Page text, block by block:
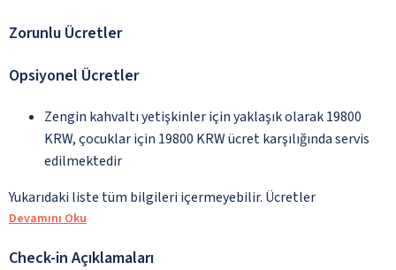
Zorunlu Ücretler
Opsiyonel Ücretler
Zengin kahvaltı yetişkinler için yaklaşık olarak 19800
KRW, çocuklar için 19800 KRW ücret karşılığında servis
edilmektedir
Yukarıdaki liste tüm bilgileri içermeyebilir. Ücretler
Devamını Oku
Check-in Açıklamaları